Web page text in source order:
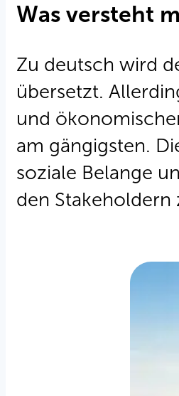
Was versteht
Zu deutsch wird
übersetzt.
und
am gängigsten.
soziale Belange
den Stakeholdern